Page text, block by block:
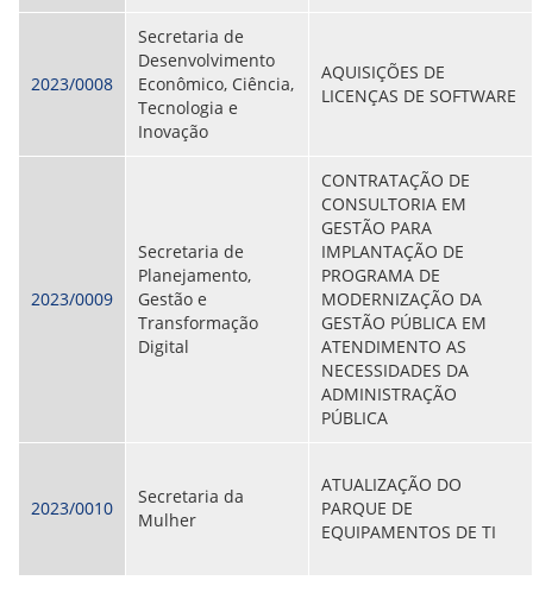
2023/0008
Secretaria de
Desenvolvimento
Econômico, Ciência,
Tecnologia e
Inovação
AQUISIÇÕES DE
LICENÇAS DE SOFTWARE
2023/0009
Secretaria de
Planejamento,
Gestão e
Transformação
Digital
CONTRATAÇÃO DE
CONSULTORIA EM
GESTÃO PARA
IMPLANTAÇÃO DE
PROGRAMA DE
MODERNIZAÇÃO DA
GESTÃO PÚBLICA EM
ATENDIMENTO AS
NECESSIDADES DA
ADMINISTRAÇÃO
PÚBLICA
2023/0010
Secretaria da
Mulher
ATUALIZAÇÃO DO
PARQUE DE
EQUIPAMENTOS DE TI